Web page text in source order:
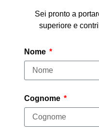
Sei pronto a
superiore e
Nome
Cognome